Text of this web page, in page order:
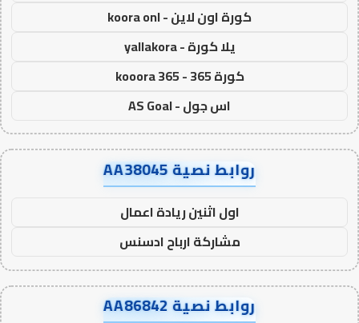
كورة اون لاين - koora onl
يلا كورة - yallakora
كورة 365 - kooora 365
اس جول - AS Goal
روابط نصية AA38045
اول اثنين ريادة اعمال
مشاركة ارباح ادسنس
روابط نصية AA86842